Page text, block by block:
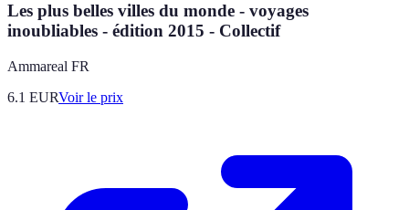
Les plus belles villes du monde - voyages
inoubliables - édition 2015 - Collectif
Ammareal FR
6.1 EURVoir le prix